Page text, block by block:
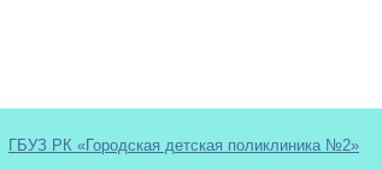
ГБУЗ РК «Городская детская поликлиника №2»